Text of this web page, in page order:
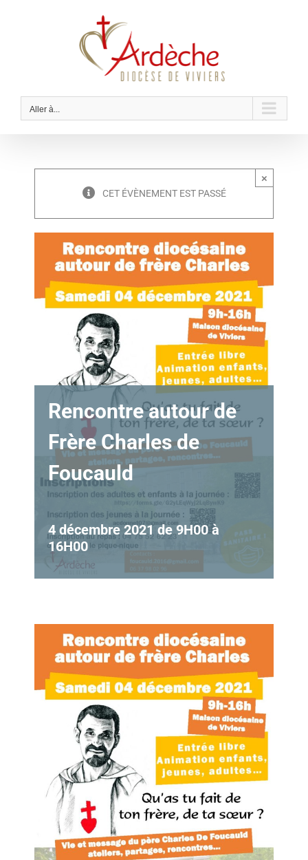
Aller à...
×
CET ÉVÈNEMENT EST PASSÉ
Rencontre autour de
Frère Charles de
Foucauld
4 décembre 2021 de 9H00à
16H00